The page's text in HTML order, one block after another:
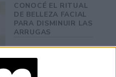
CONOCÉ EL RITUAL
DE BELLEZA FACIAL
PARA DISMINUIR LAS
ARRUGAS